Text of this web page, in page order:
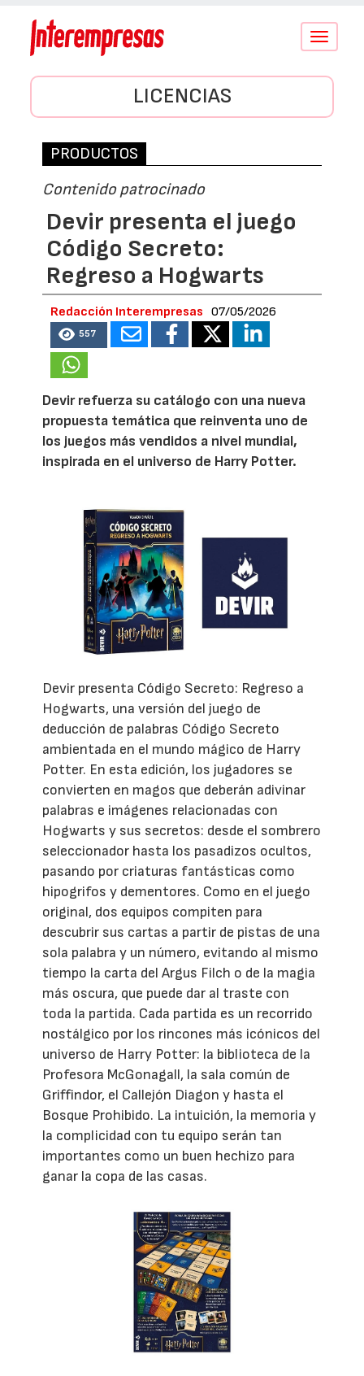
Conmutar
LICENCIAS
PRODUCTOS
Contenido patrocinado
Devir presenta el juego
Código Secreto:
Regreso a Hogwarts
Redacción Interempresas 07/05/2026
557
Devir refuerza su catálogo con una nueva
propuesta temática que reinventa uno de
los juegos más vendidos a nivel mundial,
inspirada en el universo de Harry Potter.
Devir presenta Código Secreto: Regreso a
Hogwarts, una versión del juego de
deducción de palabras Código Secreto
ambientada en el mundo mágico de Harry
Potter. En esta edición, los jugadores se
convierten en magos que deberán adivinar
palabras e imágenes relacionadas con
Hogwarts y sus secretos: desde el sombrero
seleccionador hasta los pasadizos ocultos,
pasando por criaturas fantásticas como
hipogrifos y dementores. Como en el juego
original, dos equipos compiten para
descubrir sus cartas a partir de pistas de una
sola palabra y un número, evitando al mismo
tiempo la carta del Argus Filch o de la magia
más oscura, que puede dar al traste con
toda la partida. Cada partida es un recorrido
nostálgico por los rincones más icónicos del
universo de Harry Potter: la biblioteca de la
Profesora McGonagall, la sala común de
Griffindor, el Callejón Diagon y hasta el
Bosque Prohibido. La intuición, la memoria y
la complicidad con tu equipo serán tan
importantes como un buen hechizo para
ganar la copa de las casas.